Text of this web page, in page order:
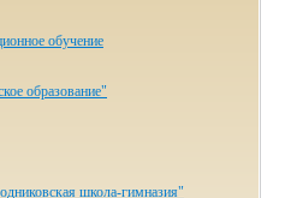
обучение
образование"
школа-гимназия"